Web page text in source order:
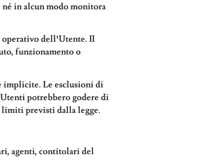
in alcun modo monitora
dell’Utente. Il
funzionamento o
implicite. Le esclusioni di
potrebbero godere di
limiti previsti dalla legge.
agenti, contitolari del